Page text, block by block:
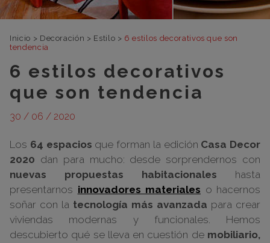
Inicio > Decoración > Estilo > 6 estilos decorativos que son
tendencia
6 estilos decorativos
que son tendencia
30 / 06 / 2020
Los 64 espacios que forman la edición Casa Decor
2020 dan para mucho: desde sorprendernos con
nuevas propuestas habitacionales hasta
presentarnos innovadores materiales o hacernos
soñar con la tecnología más avanzada para crear
viviendas modernas y funcionales. Hemos
descubierto qué se lleva en cuestión de mobiliario,